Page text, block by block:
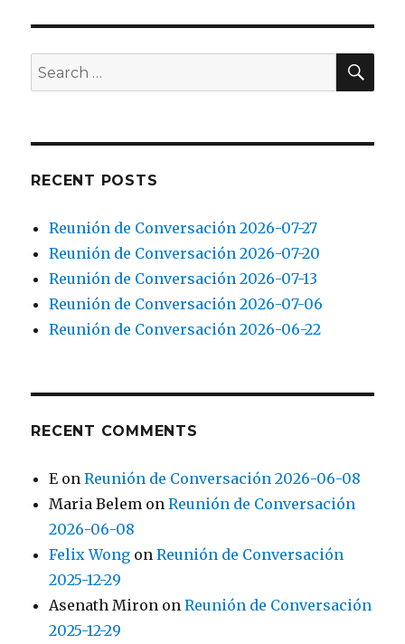
Search
for:
RECENT POSTS
Reunión de Conversación 2026-07-27
Reunión de Conversación 2026-07-20
Reunión de Conversación 2026-07-13
Reunión de Conversación 2026-07-06
Reunión de Conversación 2026-06-22
RECENT COMMENTS
E onReunión de Conversación 2026-06-08
Maria Belem onReunión de Conversación
2026-06-08
Felix Wong onReunión de Conversación
2025-12-29
Asenath Miron onReunión de Conversación
2025-12-29